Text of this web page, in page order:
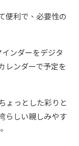
便利で、必要性の
ンダーをデジタ
レンダーで予定を
ょっとした彩りと
らしい親しみやす